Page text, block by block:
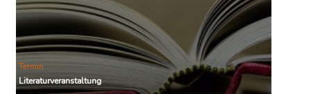
Termin
Literaturveranstaltung